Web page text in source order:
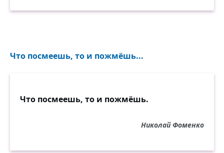
Что посмеешь, то и пожмёшь...
Что посмеешь, то и пожмёшь.
Николай Фоменко